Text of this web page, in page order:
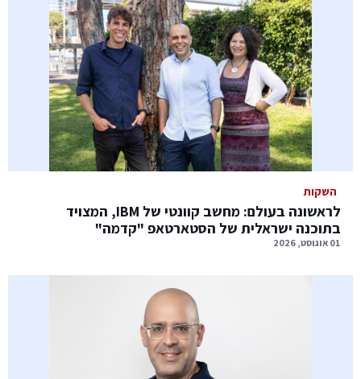
השקות
לראשונה בעולם: מחשב קוונטי של IBM, המצויד
בתוכנה ישראלית של הסטארטאפ "קדמה"
01 אוגוסט, 2026